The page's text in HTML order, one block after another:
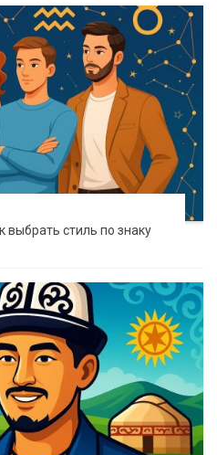
выбрать стиль по знаку